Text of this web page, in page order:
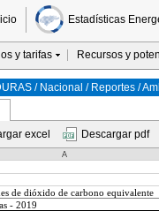
Estadísticas
y tarifas Recursos y
/ Nacional / Reportes /
excel
Descargar pdf
A
- 2019
de dióxido de carbono equivalente
- 2019
de dióxido de carbono equivalente
- 2019
de dióxido de carbono equivalente
A
- 2019
de dióxido de carbono equivalente